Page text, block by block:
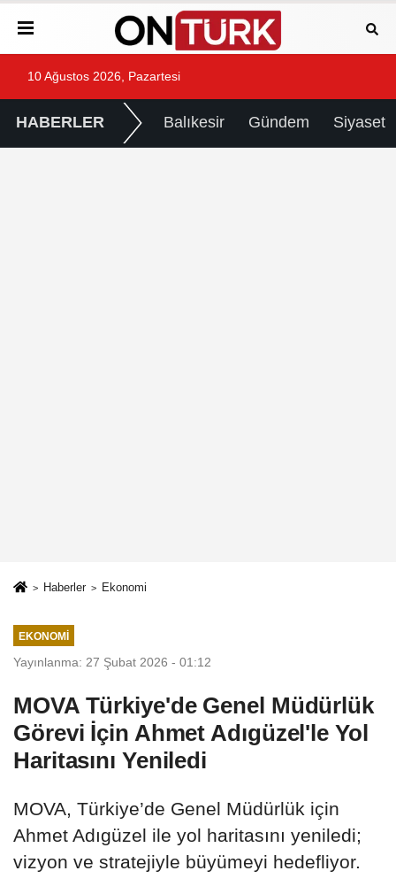
10 Ağustos 2026, Pazartesi
HABERLER Balıkesir Gündem Siyaset
Haberler Ekonomi
EKONOMI
Yayınlanma: 27 Şubat 2026 - 01:12
MOVA Türkiye'de Genel Müdürlük
Görevi İçin Ahmet Adıgüzel'le Yol
Haritasını Yeniledi
MOVA, Türkiye’de Genel Müdürlük için
Ahmet Adıgüzel ile yol haritasını yeniledi;
vizyon ve stratejiyle büyümeyi hedefliyor.